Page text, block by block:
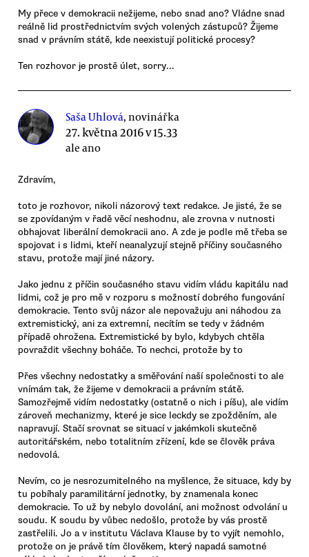
My přece v demokracii nežijeme, nebo snad ano? Vládne snad
reálně lid prostřednictvím svých volených zástupců? Žijeme
snad v právním státě, kde neexistují politické procesy?
Ten rozhovor je prostě úlet, sorry...
Saša Uhlová, novinářka
27. května 2016 v 15.33
ale ano
Zdravím,
toto je rozhovor, nikoli názorový text redakce. Je jisté, že se
se zpovídaným v řadě věcí neshodnu, ale zrovna v nutnosti
obhajovat liberální demokracii ano. A zde je podle mě třeba se
spojovat i s lidmi, kteří neanalyzují stejně příčiny současného
stavu, protože mají jiné názory.
Jako jednu z příčin současného stavu vidím vládu kapitálu nad
lidmi, což je pro mě v rozporu s možností dobrého fungování
demokracie. Tento svůj názor ale nepovažuju ani náhodou za
extremistický, ani za extremní, necítím se tedy v žádném
případě ohrožena. Extremistické by bylo, kdybych chtěla
povraždit všechny boháče. To nechci, protože by to
Přes všechny nedostatky a směřování naší společnosti to ale
vnímám tak, že žijeme v demokracii a právním státě.
Samozřejmě vidím nedostatky (ostatně o nich i píšu), ale vidím
zároveň mechanizmy, které je sice leckdy se zpožděním, ale
napravují. Stačí srovnat se situací v jakémkoli skutečně
autoritářském, nebo totalitním zřízení, kde se člověk práva
nedovolá.
Nevím, co je nesrozumitelného na myšlence, že situace, kdy by
tu pobíhaly paramilitární jednotky, by znamenala konec
demokracie. To už by nebylo dovolání, ani možnost odvolání u
soudu. K soudu by vůbec nedošlo, protože by vás prostě
zastřelili. Jo a v institutu Václava Klause by to vyjít nemohlo,
protože on je právě tím člověkem, který napadá samotné